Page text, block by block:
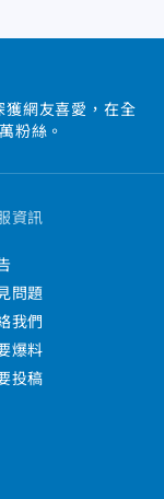
獲網友喜愛，在全
粉絲。
資訊
問題
我們
爆料
投稿